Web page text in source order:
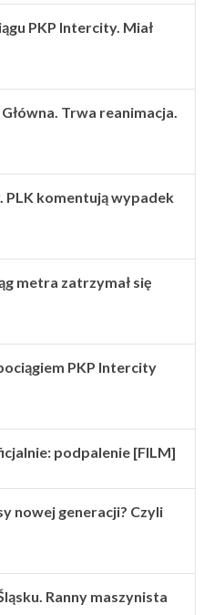
PKP Intercity. Miał
Trwa reanimacja.
komentują wypadek
metra zatrzymał się
PKP Intercity
podpalenie [FILM]
nowej generacji? Czyli
Ranny maszynista